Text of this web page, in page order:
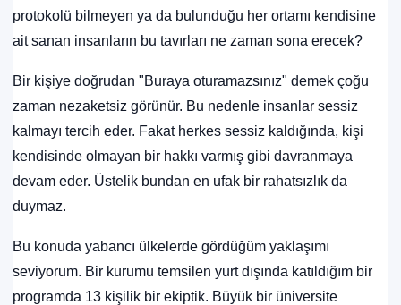
protokolü bilmeyen ya da bulunduğu her ortamı kendisine
ait sanan insanların bu tavırları ne zaman sona erecek?
Bir kişiye doğrudan "Buraya oturamazsınız" demek çoğu
zaman nezaketsiz görünür. Bu nedenle insanlar sessiz
kalmayı tercih eder. Fakat herkes sessiz kaldığında, kişi
kendisinde olmayan bir hakkı varmış gibi davranmaya
devam eder. Üstelik bundan en ufak bir rahatsızlık da
duymaz.
Bu konuda yabancı ülkelerde gördüğüm yaklaşımı
seviyorum. Bir kurumu temsilen yurt dışında katıldığım bir
programda 13 kişilik bir ekiptik. Büyük bir üniversite